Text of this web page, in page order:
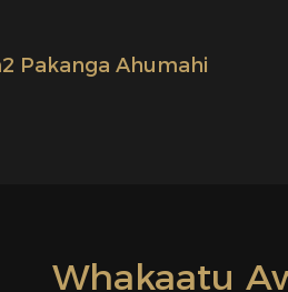
Pakanga Ahumahi
Whakaatu